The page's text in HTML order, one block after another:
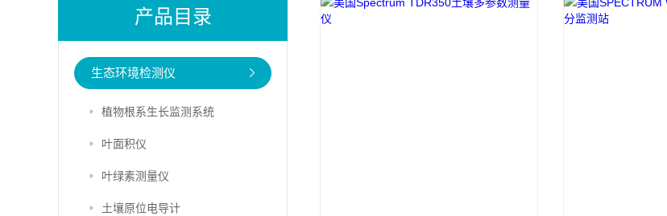
产品目录
生态环境检测仪
植物根系生长监测系统
叶面积仪
叶绿素测量仪
土壤原位电导计